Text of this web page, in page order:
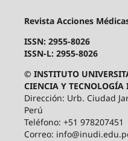
Revista Acciones
ISSN: 2955-8026
ISSN-L: 2955-8026
© INSTITUTO
CIENCIA Y TECNOLOGÍA
Dirección: Urb. Ciudad
Perú
Teléfono: +51 978207451
Correo: